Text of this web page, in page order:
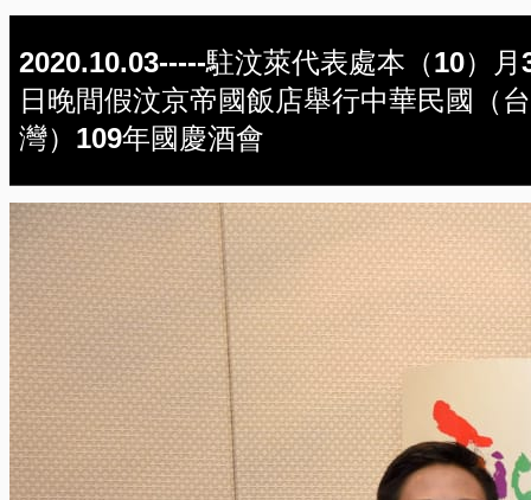
2020.10.03-----駐汶萊代表處本（10）月
日晚間假汶京帝國飯店舉行中華民國（台
灣）109年國慶酒會